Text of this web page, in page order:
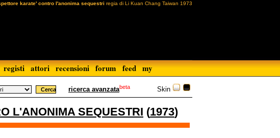
karate' contro l'anonima sequestri regia di Li Kuan Chang Taiwan 1973
registi attori recensioni forum feed my
Skin
ricerca avanzatabeta
L'ANONIMA SEQUESTRI (1973)